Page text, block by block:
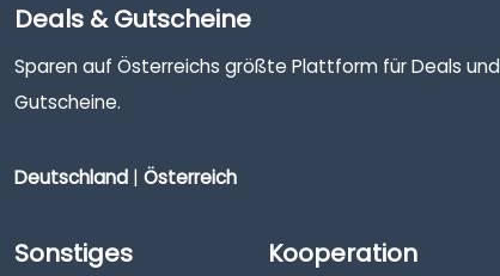
Deals & Gutscheine
Sparen auf Österreichs größte Plattform für Deals und
Gutscheine.
Deutschland | Österreich
Sonstiges Kooperation